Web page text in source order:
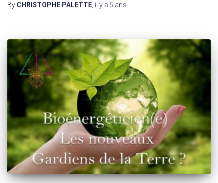
By CHRISTOPHE PALETTE il y a 5 ans